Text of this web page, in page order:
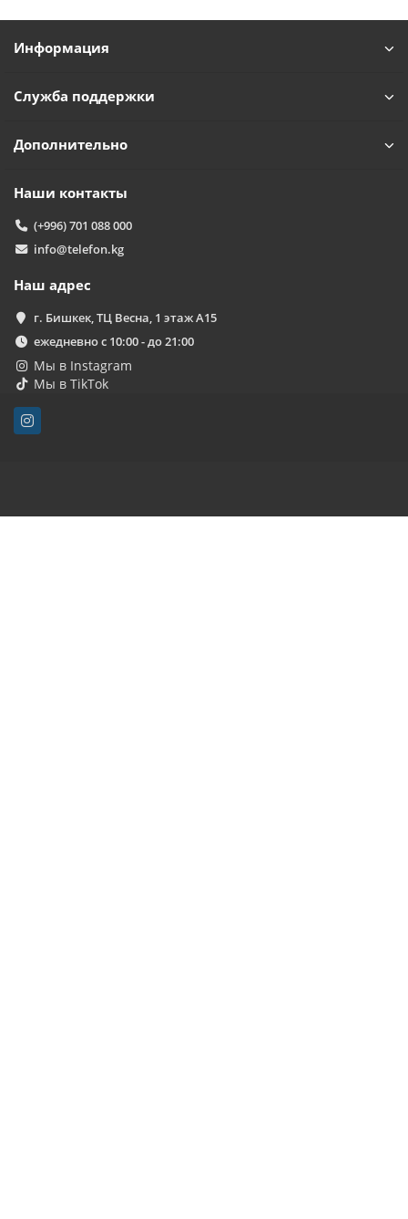
Информация
Служба поддержки
Дополнительно
Наши контакты
(+996) 701 088 000
info@telefon.kg
Наш адрес
г. Бишкек, ТЦ Весна, 1 этаж А15
ежедневно с 10:00 - до 21:00
Мы в Instagram
Мы в TikTok